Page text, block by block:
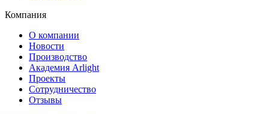
Компания
О компании
Новости
Производство
Академия Arlight
Проекты
Сотрудничество
Отзывы